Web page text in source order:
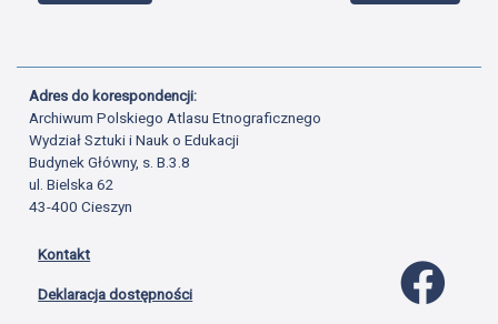
Adres do korespondencji:
Archiwum Polskiego Atlasu Etnograficznego
Wydział Sztuki i Nauk o Edukacji
Budynek Główny, s. B.3.8
ul. Bielska 62
43-400 Cieszyn
Kontakt
Deklaracja dostępności